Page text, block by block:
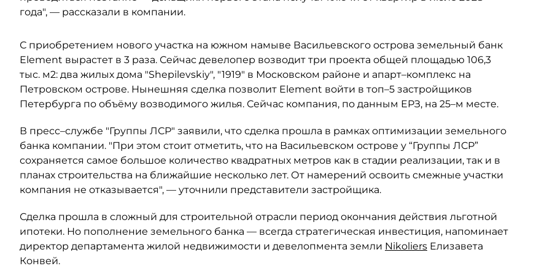
года", — рассказали в компании.
С приобретением нового участка на южном намыве Васильевского острова земельный банк
Element вырастет в 3 раза. Сейчас девелопер возводит три проекта общей площадью 106,3
тыс. м2: два жилых дома "Shepilevskiy", "1919" в Московском районе и апарт–комплекс на
Петровском острове. Нынешняя сделка позволит Element войти в топ–5 застройщиков
Петербурга по объёму возводимого жилья. Сейчас компания, по данным ЕРЗ, на 25–м месте.
В пресс–службе "Группы ЛСР" заявили, что сделка прошла в рамках оптимизации земельного
банка компании. "При этом стоит отметить, что на Васильевском острове у “Группы ЛСР”
сохраняется самое большое количество квадратных метров как в стадии реализации, так и в
планах строительства на ближайшие несколько лет. От намерений освоить смежные участки
компания не отказывается", — уточнили представители застройщика.
Сделка прошла в сложный для строительной отрасли период окончания действия льготной
ипотеки. Но пополнение земельного банка — всегда стратегическая инвестиция, напоминает
директор департамента жилой недвижимости и девелопмента земли Nikoliers Елизавета
Конвей.